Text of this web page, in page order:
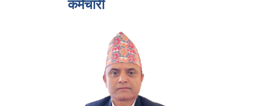
कर्मचारी